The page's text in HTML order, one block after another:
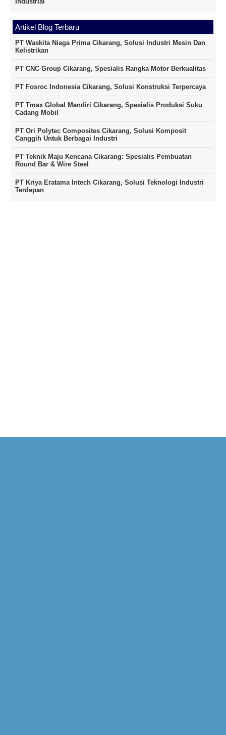
Artikel Blog Terbaru
PT Waskita Niaga Prima Cikarang, Solusi Industri Mesin Dan
Kelistrikan
PT CNC Group Cikarang, Spesialis Rangka Motor Berkualitas
PT Fosroc Indonesia Cikarang, Solusi Konstruksi Terpercaya
PT Tmax Global Mandiri Cikarang, Spesialis Produksi Suku
Cadang Mobil
PT Ori Polytec Composites Cikarang, Solusi Komposit
Canggih Untuk Berbagai Industri
PT Teknik Maju Kencana Cikarang: Spesialis Pembuatan
Round Bar & Wire Steel
PT Kriya Eratama Intech Cikarang, Solusi Teknologi Industri
Terdepan